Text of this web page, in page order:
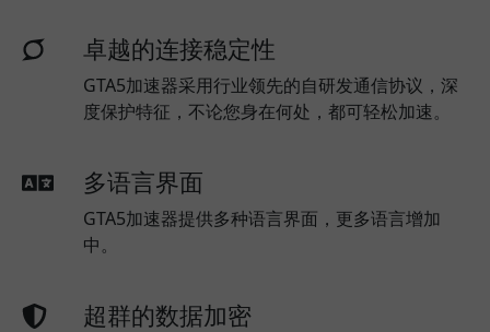
卓越的连接稳定性
GTA5加速器采用行业领先的自研发通信协议，深
度保护特征，不论您身在何处，都可轻松加速。
多语言界面
GTA5加速器提供多种语言界面，更多语言增加
中。
超群的数据加密